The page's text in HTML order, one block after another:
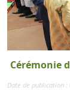
Cérémonie
Date de publication